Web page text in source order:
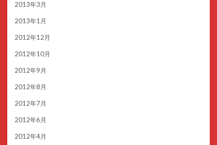
2013年3月
2013年1月
2012年12月
2012年10月
2012年9月
2012年8月
2012年7月
2012年6月
2012年4月